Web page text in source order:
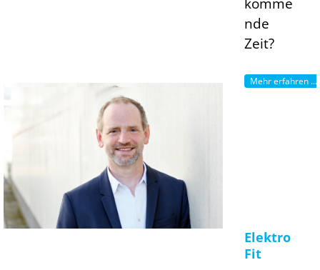
nde
Zeit?
Mehr erfahren ...
Elektro
Fit